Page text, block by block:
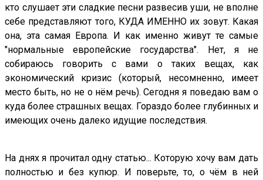
кто слушает эти сладкие песни развесив уши, не вполне
себе представляют того, КУДА ИМЕННО их зовут. Какая
она, эта самая Европа. И как именно живут те самые
"нормальные европейские государства". Нет, я не
собираюсь говорить с вами о таких вещах, как
экономический кризис (который, несомненно, имеет
место быть, но не о нём речь). Сегодня я поведаю вам о
куда более страшных вещах. Гораздо более глубинных и
имеющих очень далеко идущие последствия.
На днях я прочитал одну статью... Которую хочу вам дать
полностью и без купюр. И поверьте, то, о чём в ней